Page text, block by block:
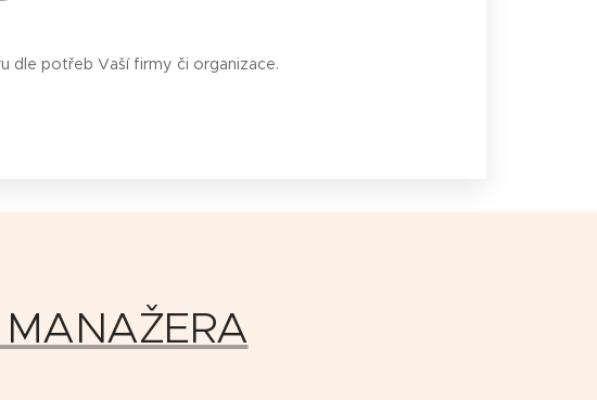
dle potřeb Vaší firmy či organizace.